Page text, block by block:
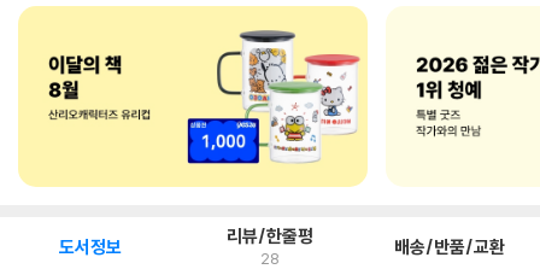
도서정보 리뷰/한줄평
28 배송/반품/교환